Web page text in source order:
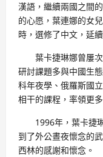
漢語，繼續兩國之間
的心愿，葉連娜的女
時，選修了中文，延
葉卡捷琳娜曾屢
研討課題多與中國生
科年夜學、俄羅斯國
相干的課程，率領更
1996年，葉卡捷
到了外公晝夜懷念的
西林的感謝和懷念。